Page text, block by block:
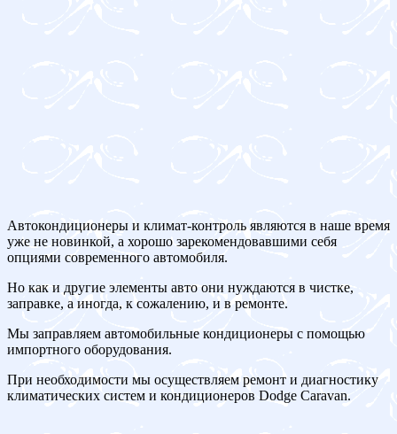
Автокондиционеры и климат-контроль являются в наше время
уже не новинкой, а хорошо зарекомендовавшими себя
опциями современного автомобиля.
Но как и другие элементы авто они нуждаются в чистке,
заправке, а иногда, к сожалению, и в ремонте.
Мы заправляем автомобильные кондиционеры с помощью
импортного оборудования.
При необходимости мы осуществляем ремонт и диагностику
климатических систем и кондиционеров Dodge Caravan.